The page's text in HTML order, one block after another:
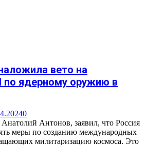
вето на
ядерному оружию в
0
Антонов, заявил, что Россия
меры по созданию международных
милитаризацию космоса. Это